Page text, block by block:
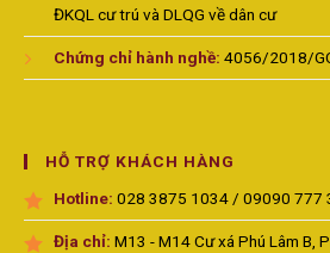
ĐKQL cư trú và DLQG về dân cư
Chứng chỉ hành nghề: 4056/2018/
HỖ TRỢ KHÁCH HÀNG
Hotline: 028 3875 1034 / 09090 777
Địa chỉ: M13 - M14 Cư xá Phú Lâm B,